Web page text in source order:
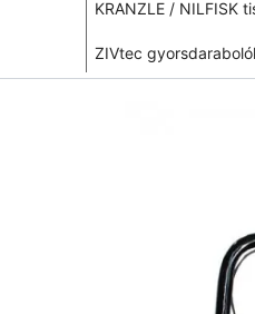
KRANZLE / NILFISK
ZIVtec